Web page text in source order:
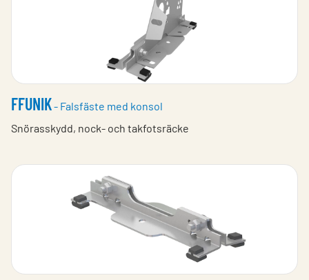
FFUNIK- Falsfäste med konsol
Snörasskydd, nock- och takfotsräcke